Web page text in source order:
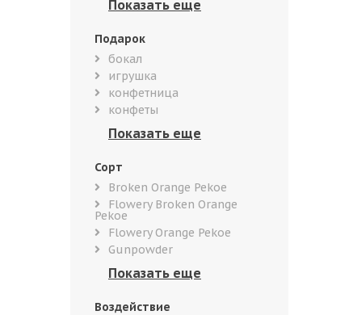
Подарок
бокал
игрушка
конфетница
конфеты
Сорт
Broken Orange Pekoe
Flowery Broken Orange
Pekoe
Flowery Orange Pekoe
Gunpowder
Воздействие